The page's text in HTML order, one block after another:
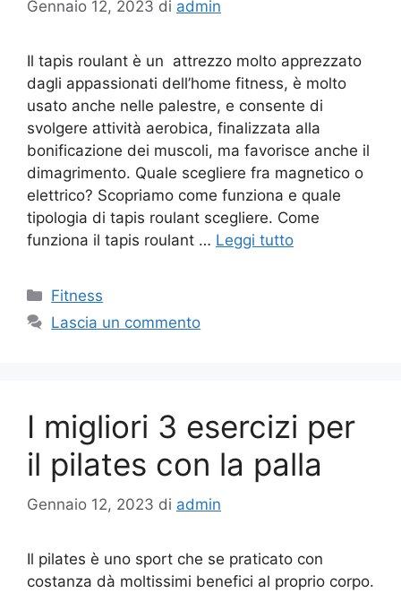
Gennaio 12, 2023 di admin
Il tapis roulant è un attrezzo molto apprezzato
dagli appassionati dell’home fitness, è molto
usato anche nelle palestre, e consente di
svolgere attività aerobica, finalizzata alla
bonificazione dei muscoli, ma favorisce anche il
dimagrimento. Quale scegliere fra magnetico o
elettrico? Scopriamo come funziona e quale
tipologia di tapis roulant scegliere. Come
funziona il tapis roulant … Leggi tutto
Fitness
Lascia un commento
I migliori 3 esercizi per
il pilates con la palla
Gennaio 12, 2023 di admin
Il pilates è uno sport che se praticato con
costanza dà moltissimi benefici al proprio corpo.